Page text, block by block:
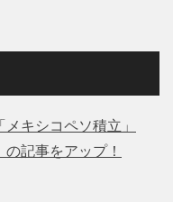
メキシコペソ積立」
の記事をアップ！